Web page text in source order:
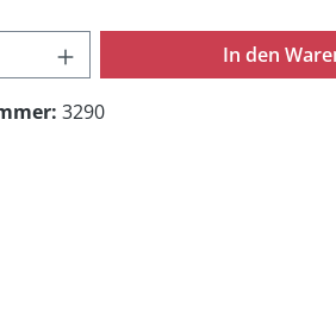
Anzahl: Gib denIn den
3290